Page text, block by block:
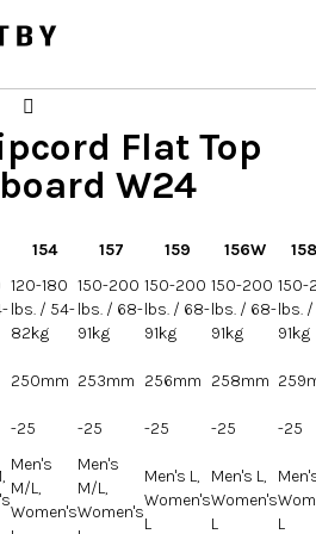
Flat Top
W24
154 157 159 156W
120-180
lbs. / 54-
82kg
150-200
lbs. / 68-
91kg
150-200
lbs. / 68-
91kg
150-200
lbs. / 68-
91kg
150-
lbs.
91kg
250mm 253mm 256mm 258mm
-25 -25 -25 -25 -25
Men's
M/L,
Women's
Men's
M/L,
Women's
Men's L,
Women's
L
Men's L,
Women's
L
L